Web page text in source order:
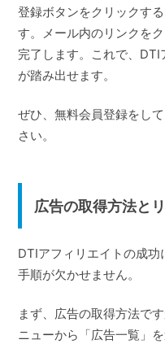
登録ボタンをクリックす
す。メール内のリンクを
完了します。これで、
が踏み出せます。
ぜひ、無料会員登録をし
さい。
広告の取得方法と
DTIアフィリエイトの成
手順が欠かせません。
まず、広告の取得方法で
ニューから「広告一覧」